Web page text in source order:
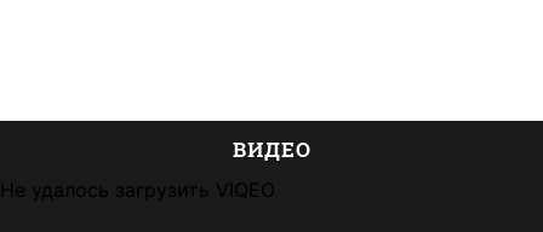
ВИДЕО
Не удалось загрузить VIQEO